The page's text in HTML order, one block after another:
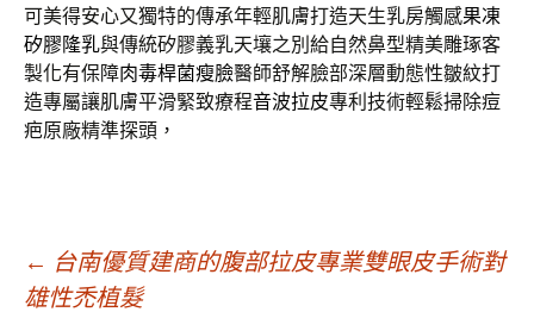
可美得安心又獨特的傳承年輕肌膚打造天生乳房觸感果凍
矽膠隆乳與傳統矽膠義乳天壤之別給自然鼻型精美雕琢客
製化有保障肉毒桿菌瘦臉醫師舒解臉部深層動態性皺紋打
造專屬讓肌膚平滑緊致療程音波拉皮專利技術輕鬆掃除痘
疤原廠精準探頭，
文
← 台南優質建商的腹部拉皮專業雙眼皮手術對
雄性禿植髮